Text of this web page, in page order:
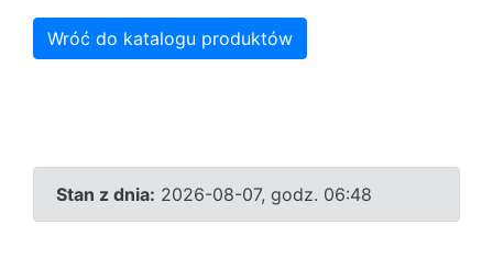
Wróć do katalogu produktów
Stan z dnia: 2026-08-07, godz. 06:48